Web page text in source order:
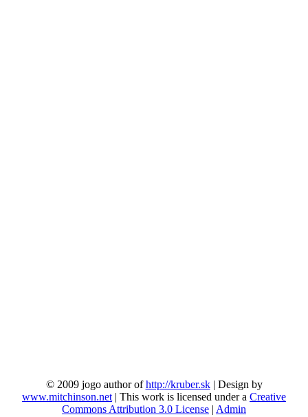
© 2009 jogo author ofhttp://kruber.sk| Design by
www.mitchinson.net | This work is licensed under a Creative
Commons Attribution 3.0 License | Admin